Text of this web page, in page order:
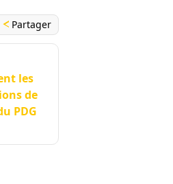
Partager
les
de
PDG